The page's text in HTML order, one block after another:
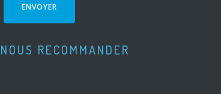
NOUS RECOMMANDER